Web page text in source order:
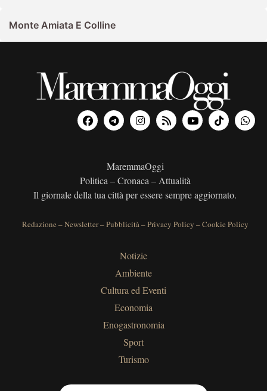
Monte Amiata E Colline
MaremmaOggi
Politica – Cronaca – Attualità
Il giornale della tua città per essere sempre aggiornato.
Redazione –Newsletter–Pubblicità–Privacy Policy –Cookie Policy
Notizie
Ambiente
Cultura ed Eventi
Economia
Enogastronomia
Sport
Turismo